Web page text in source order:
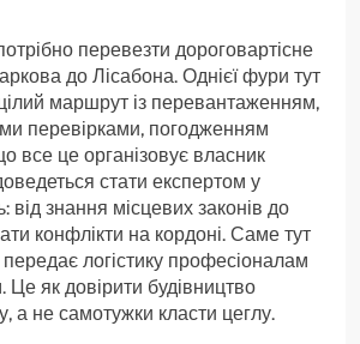
перевезти дороговартісне
до Лісабона. Однієї фури тут
маршрут із перевантаженням,
перевірками, погодженням
все це організовує власник
стати експертом у
від знання місцевих законів до
конфлікти на кордоні. Саме тут
передає логістику професіоналам
Це як довірити будівництво
а не самотужки класти цеглу.